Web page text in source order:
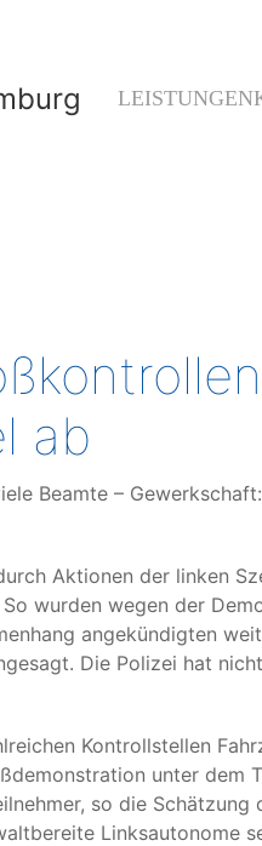
LEISTUNGEN
ab
Beamte –
Aktionen der linken
wurden wegen der
angekündigten
Die Polizei hat
Kontrollstellen
unter dem
so die
Linksautonome